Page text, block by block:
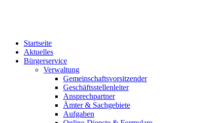
Startseite
Aktuelles
Bürgerservice
Verwaltung
Gemeinschaftsvorsitzender
Geschäftsstellenleiter
Ansprechpartner
Ämter & Sachgebiete
Aufgaben